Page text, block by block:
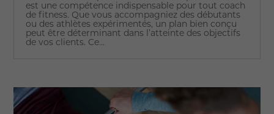
est une compétence indispensable pour tout coach
de fitness. Que vous accompagniez des débutants
ou des athlètes expérimentés, un plan bien conçu
peut être déterminant dans l’atteinte des objectifs
de vos clients. Ce...